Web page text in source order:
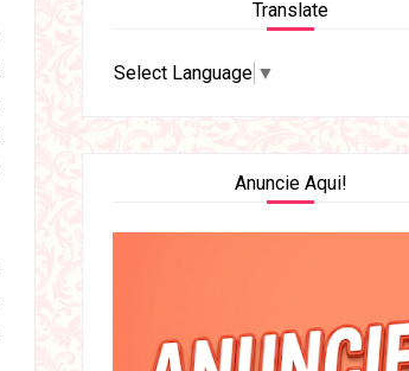
Translate
Select Language ▼
Anuncie Aqui!